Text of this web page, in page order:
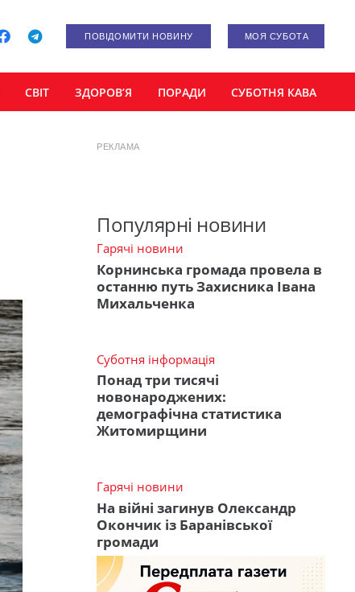
ПОВІДОМИТИ НОВИНУ МОЯ СУБОТА
СВІТ ЗДОРОВ’Я ПОРАДИ СУБОТНЯ КАВА
РЕКЛАМА
Популярні новини
Гарячі новини
Корнинська громада провела в
останню путь Захисника Івана
Михальченка
Суботня інформація
Понад три тисячі
новонароджених:
демографічна статистика
Житомирщини
Гарячі новини
На війні загинув Олександр
Окончик із Баранівської
громади